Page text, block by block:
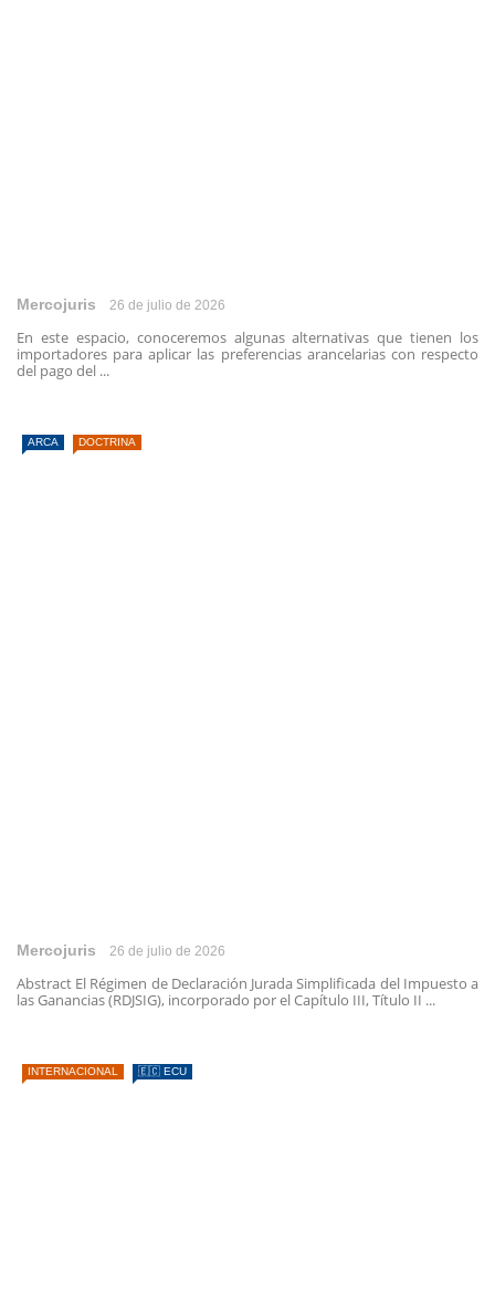
Mercojuris 26 de julio de 2026
En este espacio, conoceremos algunas alternativas que tienen los
importadores para aplicar las preferencias arancelarias con respecto
del pago del ...
ARCA DOCTRINA
Mercojuris 26 de julio de 2026
Abstract El Régimen de Declaración Jurada Simplificada del Impuesto a
las Ganancias (RDJSIG), incorporado por el Capítulo III, Título II ...
INTERNACIONAL 🇪🇨 ECU